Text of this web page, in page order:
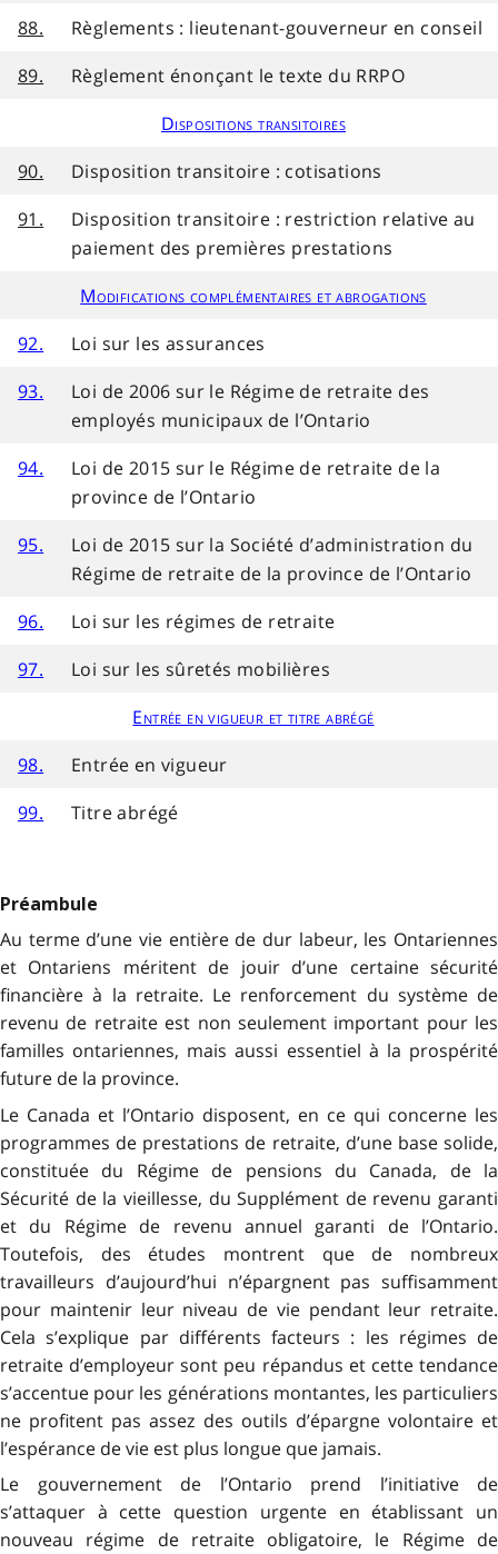
88.
Règlements : lieutenant-gouverneur en conseil
89.
Règlement énonçant le texte du RRPO
Dispositions transitoires
90.
Disposition transitoire : cotisations
91.
Disposition transitoire : restriction relative au
paiement des premières prestations
Modifications complémentaires et abrogations
92.
Loi sur les assurances
93.
Loi de 2006 sur le Régime de retraite des
employés municipaux de l’Ontario
94.
Loi de 2015 sur le Régime de retraite de la
province de l’Ontario
95.
Loi de 2015 sur la Société d’administration du
Régime de retraite de la province de l’Ontario
96.
Loi sur les régimes de retraite
97.
Loi sur les sûretés mobilières
Entrée en vigueur et titre abrégé
98.
Entrée en vigueur
99.
Titre abrégé
Préambule
Au terme d’une vie entière de dur labeur, les Ontariennes
et Ontariens méritent de jouir d’une certaine sécurité
financière à la retraite. Le renforcement du système de
revenu de retraite est non seulement important pour les
familles ontariennes, mais aussi essentiel à la prospérité
future de la province.
Le Canada et l’Ontario disposent, en ce qui concerne les
programmes de prestations de retraite, d’une base solide,
constituée du Régime de pensions du Canada, de la
Sécurité de la vieillesse, du Supplément de revenu garanti
et du Régime de revenu annuel garanti de l’Ontario.
Toutefois, des études montrent que de nombreux
travailleurs d’aujourd’hui n’épargnent pas suffisamment
pour maintenir leur niveau de vie pendant leur retraite.
Cela s’explique par différents facteurs : les régimes de
retraite d’employeur sont peu répandus et cette tendance
s’accentue pour les générations montantes, les particuliers
ne profitent pas assez des outils d’épargne volontaire et
l’espérance de vie est plus longue que jamais.
Le gouvernement de l’Ontario prend l’initiative de
s’attaquer à cette question urgente en établissant un
nouveau régime de retraite obligatoire, le Régime de